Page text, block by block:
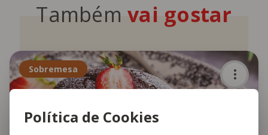
Política de Cookies
Tambémvai gostar
Sobremesa